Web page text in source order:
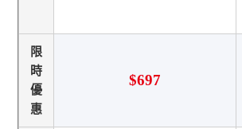
限
時
優
惠
$697